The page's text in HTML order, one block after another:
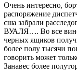
Очень интересно,
распоряжение
сша забрали
ВУАЛЯ…. Во все
черных ящиков
более полу тысячи
говорить может
Занавес более